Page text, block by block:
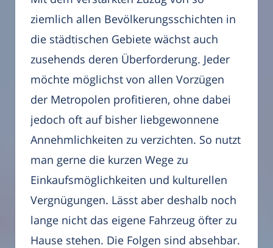
ziemlich allen Bevölkerungsschichten in
die städtischen Gebiete wächst auch
zusehends deren Überforderung. Jeder
möchte möglichst von allen Vorzügen
der Metropolen profitieren, ohne dabei
jedoch oft auf bisher liebgewonnene
Annehmlichkeiten zu verzichten. So nutzt
man gerne die kurzen Wege zu
Einkaufsmöglichkeiten und kulturellen
Vergnügungen. Lässt aber deshalb noch
lange nicht das eigene Fahrzeug öfter zu
Hause stehen. Die Folgen sind absehbar.